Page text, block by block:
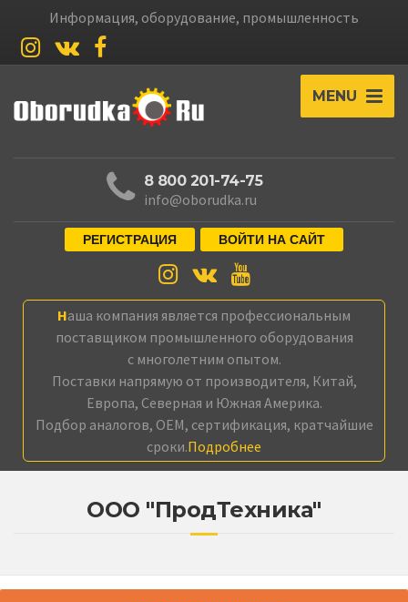
Информация, оборудование, промышленность
MENU
8 800 201-74-75
info@oborudka.ru
РЕГИСТРАЦИЯ ВОЙТИ НА САЙТ
Наша компания является профессиональным
поставщиком промышленного оборудования
с многолетним опытом.
Поставки напрямую от производителя, Китай,
Европа, Северная и Южная Америка.
Подбор аналогов, OEM, сертификация, кратчайшие
сроки.Подробнее
ООО "ПродТехника"